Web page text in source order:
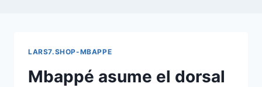
LARS7.SHOP-MBAPPE
Mbappé asume el dorsal